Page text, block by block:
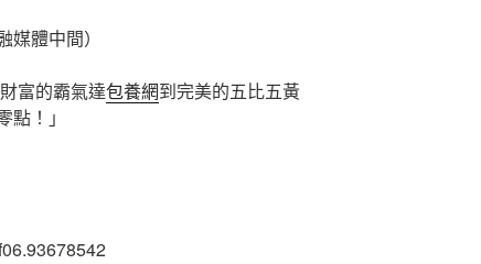
體中間）
富的霸氣達包養網到完美的五比五黃
！」